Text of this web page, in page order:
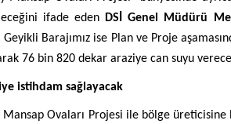
ifade eden
DSİ Genel Müdürü
Geyikli Barajımız ise Plan ve Proje
76 bin 820 dekar araziye can suyu
istihdam sağlayacak
Mansap Ovaları Projesi ile bölge